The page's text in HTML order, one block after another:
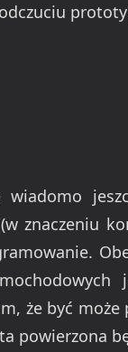
znaczeniu
że być
powierzona